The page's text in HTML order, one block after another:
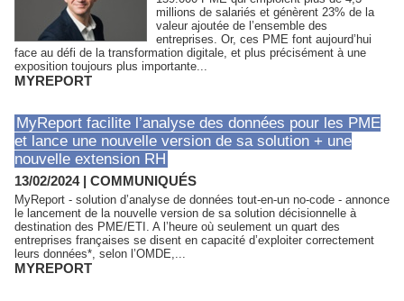
millions de salariés et génèrent 23% de la
valeur ajoutée de l’ensemble des
entreprises. Or, ces PME font aujourd’hui
face au défi de la transformation digitale, et plus précisément à une
exposition toujours plus importante...
MYREPORT
MyReport facilite l’analyse des données pour les PME
et lance une nouvelle version de sa solution + une
nouvelle extension RH
13/02/2024| COMMUNIQUÉS
MyReport - solution d’analyse de données tout-en-un no-code - annonce
le lancement de la nouvelle version de sa solution décisionnelle à
destination des PME/ETI. A l’heure où seulement un quart des
entreprises françaises se disent en capacité d’exploiter correctement
leurs données*, selon l’OMDE,...
MYREPORT